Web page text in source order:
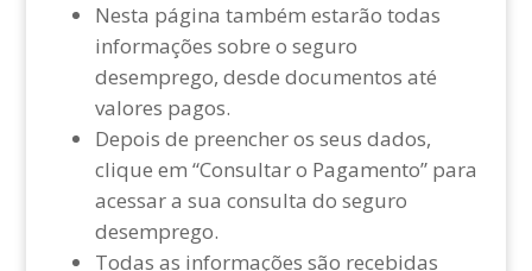
Nesta página também estarão todas
informações sobre o seguro
desemprego, desde documentos até
valores pagos.
Depois de preencher os seus dados,
clique em “Consultar o Pagamento” para
acessar a sua consulta do seguro
desemprego.
Todas as informações são recebidas